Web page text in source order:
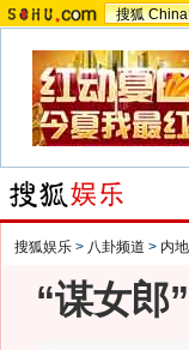
搜狐
搜狐娱乐 > 八卦频道 > 内
“谋女郎